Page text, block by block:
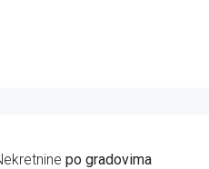
Nekretnine po gradovima